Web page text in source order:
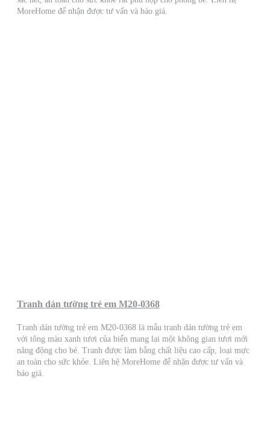
MoreHome để nhận được tư vấn và báo giá.
Tranh dán tường trẻ em M20-0368
Tranh dán tường trẻ em M20-0368 là mẫu tranh dán tường trẻ em
với tông màu xanh tươi của biển mang lại một không gian tươi mới
năng động cho bé. Tranh được làm bằng chất liệu cao cấp, loại mực
an toàn cho sức khỏe. Liên hệ MoreHome để nhận được tư vấn và
báo giá.